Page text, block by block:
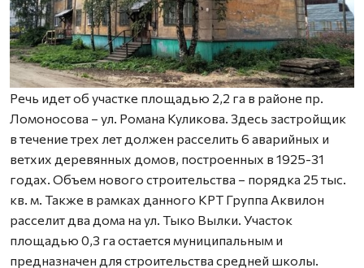
Речь идет об участке площадью 2,2 га в районе пр.
Ломоносова – ул. Романа Куликова. Здесь застройщик
в течение трех лет должен расселить 6 аварийных и
ветхих деревянных домов, построенных в 1925-31
годах. Объем нового строительства – порядка 25 тыс.
кв. м. Также в рамках данного КРТ Группа Аквилон
расселит два дома на ул. Тыко Вылки. Участок
площадью 0,3 га остается муниципальным и
предназначен для строительства средней школы.